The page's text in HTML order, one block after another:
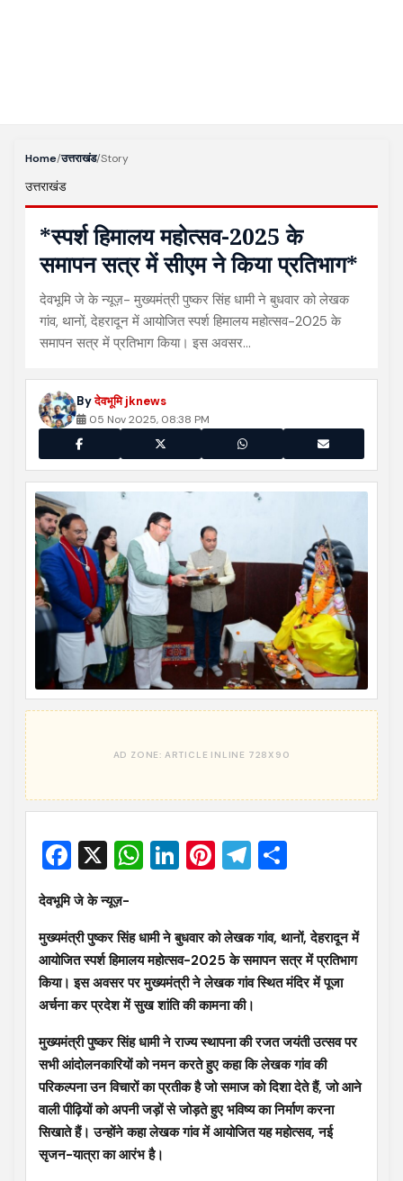
Home/उत्तराखंड/Story
उत्तराखंड
*स्पर्श हिमालय महोत्सव-2025 के
समापन सत्र में सीएम ने किया प्रतिभाग*
देवभूमि जे के न्यूज़- मुख्यमंत्री पुष्कर सिंह धामी ने बुधवार को लेखक
गांव, थानों, देहरादून में आयोजित स्पर्श हिमालय महोत्सव-2025 के
समापन सत्र में प्रतिभाग किया। इस अवसर…
Byदेवभूमि jknews
05 Nov 2025, 08:38 PM
Facebook
X WhatsApp
LinkedIn
Pinterest
Telegram
देवभूमि जे के न्यूज़-
मुख्यमंत्री पुष्कर सिंह धामी ने बुधवार को लेखक गांव, थानों, देहरादून में
आयोजित स्पर्श हिमालय महोत्सव-2025 के समापन सत्र में प्रतिभाग
किया। इस अवसर पर मुख्यमंत्री ने लेखक गांव स्थित मंदिर में पूजा
अर्चना कर प्रदेश में सुख शांति की कामना की।
मुख्यमंत्री पुष्कर सिंह धामी ने राज्य स्थापना की रजत जयंती उत्सव पर
सभी आंदोलनकारियों को नमन करते हुए कहा कि लेखक गांव की
परिकल्पना उन विचारों का प्रतीक है जो समाज को दिशा देते हैं, जो आने
वाली पीढ़ियों को अपनी जड़ों से जोड़ते हुए भविष्य का निर्माण करना
सिखाते हैं। उन्होंने कहा लेखक गांव में आयोजित यह महोत्सव, नई
सृजन-यात्रा का आरंभ है।